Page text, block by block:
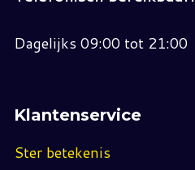
Dagelijks 09:00 tot 21:00
Klantenservice
Ster betekenis